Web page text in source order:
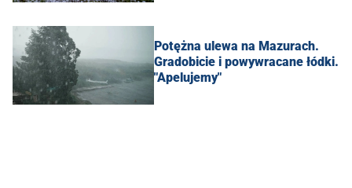
Potężna ulewa na Mazurach.
Gradobicie i powywracane łódki.
"Apelujemy"